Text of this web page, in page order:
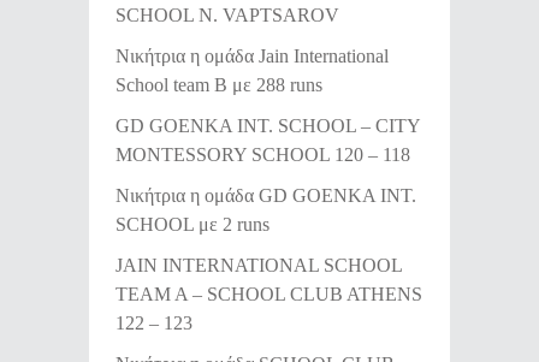
SCHOOL N. VAPTSAROV
Νικήτρια η ομάδα Jain International
School team B με 288 runs
GD GOENKA INT. SCHOOL – CITY
MONTESSORY SCHOOL 120 – 118
Νικήτρια η ομάδα GD GOENKA INT.
SCHOOL με 2 runs
JAIN INTERNATIONAL SCHOOL
TEAM A – SCHOOL CLUB ATHENS
122 – 123